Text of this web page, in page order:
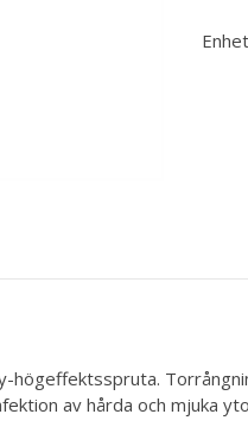
högeffektsspruta.
av hårda och mjuka